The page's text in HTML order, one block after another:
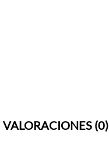
VALORACIONES (0)